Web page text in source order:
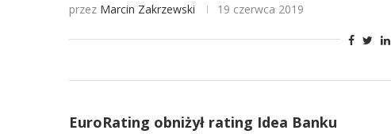
przez Marcin Zakrzewski 19 czerwca 2019
EuroRating obniżył rating Idea Banku